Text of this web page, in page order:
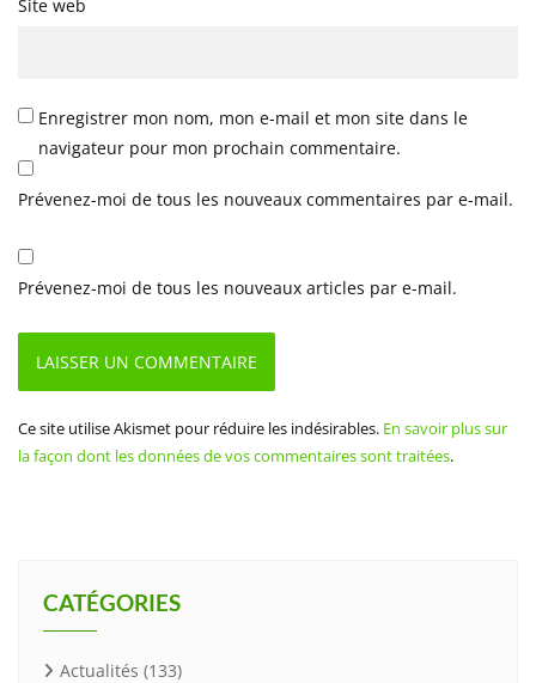
Site web
Enregistrer mon nom, mon e-mail et mon site dans le
navigateur pour mon prochain commentaire.
Prévenez-moi de tous les nouveaux commentaires par e-mail.
Prévenez-moi de tous les nouveaux articles par e-mail.
Ce site utilise Akismet pour réduire les indésirables. En savoir plus sur
la façon dont les données de vos commentaires sont traitées.
CATÉGORIES
Actualités (133)